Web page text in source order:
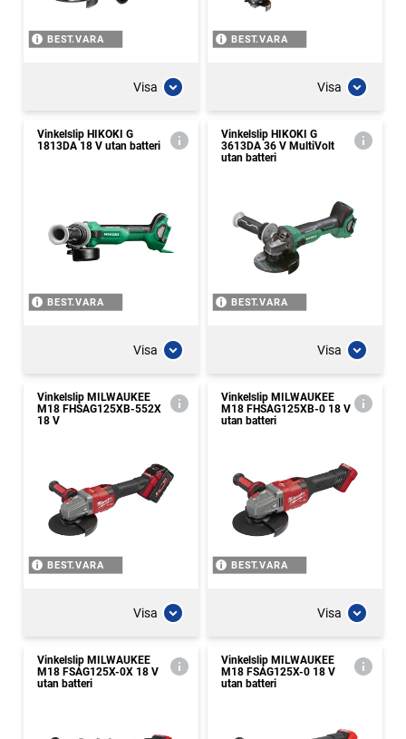
BEST.VARA
Visa
BEST.VARA
Visa
Vinkelslip HIKOKI G
1813DA 18 V utan batteri
BEST.VARA
Visa
Vinkelslip HIKOKI G
3613DA 36 V MultiVolt
utan batteri
BEST.VARA
Visa
Vinkelslip MILWAUKEE
M18 FHSAG125XB-552X
18 V
BEST.VARA
Visa
Vinkelslip MILWAUKEE
M18 FHSAG125XB-0 18 V
utan batteri
BEST.VARA
Visa
Vinkelslip MILWAUKEE
M18 FSAG125X-0X 18 V
utan batteri
Vinkelslip MILWAUKEE
M18 FSAG125X-0 18 V
utan batteri